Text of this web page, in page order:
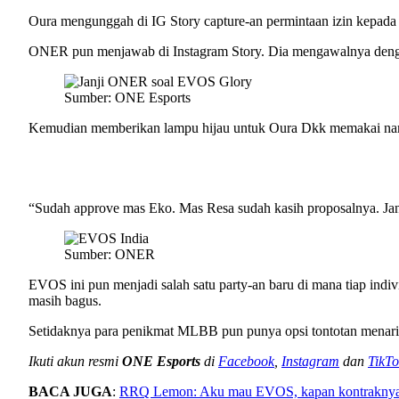
Oura mengunggah di IG Story capture-an permintaan izin
ONER pun menjawab di Instagram Story. Dia mengawalnya
Sumber: ONE Esports
Kemudian memberikan lampu hijau untuk Oura Dkk memakai
“Sudah approve mas Eko. Mas Resa sudah kasih proposalnya.
Sumber: ONER
EVOS ini pun menjadi salah satu party-an baru di mana tiap
masih bagus.
Setidaknya para penikmat MLBB pun punya opsi tontotan
Ikuti akun resmi ONE Esports di Facebook, Instagram dan
BACA JUGA: RRQ Lemon: Aku mau EVOS, kapan